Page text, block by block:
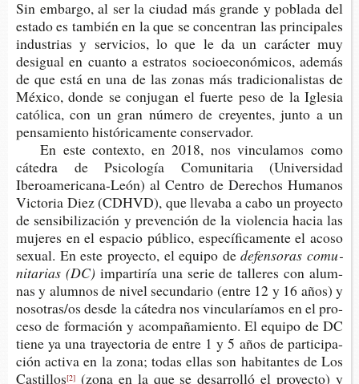
Sin embar­go, al ser la ciu­dad más gran­de y pobla­da del
esta­do es tam­bién en la que se con­cen­tran las prin­ci­pa­les
indus­trias y ser­vi­cios, lo que le da un carác­ter muy
desigual en cuan­to a estra­tos socio­eco­nó­mi­cos, ade­más
de que está en una de las zonas más tra­di­cio­na­lis­tas de
Méxi­co, donde se con­ju­gan el fuer­te peso de la Igle­sia
cató­li­ca, con un gran núme­ro de cre­yen­tes, junto a un
pen­sa­mien­to his­tó­ri­ca­men­te conservador.
En este con­tex­to, en 2018, nos vin­cu­la­mos como
cáte­dra de Psi­co­lo­gía Comu­ni­ta­ria (Uni­ver­si­dad
Iberoamericana-​León) al Cen­tro de Dere­chos Huma­nos
Vic­to­ria Diez (CDHVD), que lle­va­ba a cabo un pro­yec­to
de sen­si­bi­li­za­ción y pre­ven­ción de la vio­len­cia hacia las
muje­res en el espa­cio públi­co, espe­cí­fi­ca­men­te el acoso
sexual. En este pro­yec­to, el equi­po dedefen­so­ras comu­
ni­ta­rias (DC) impar­ti­ría una serie de talle­res con alum­
nas y alum­nos de nivel secun­da­rio (entre 12 y 16 años) y
noso­tras/os desde la cáte­dra nos vin­cu­la­ría­mos en el pro­
ce­so de for­ma­ción y acom­pa­ña­mien­to. El equi­po de DC
tiene ya una tra­yec­to­ria de entre 1 y 5 años de par­ti­ci­pa­
ción acti­va en la zona; todas ellas son habi­tan­tes de Los
Castillos[2] (zona en la que se desa­rro­lló el pro­yec­to) y